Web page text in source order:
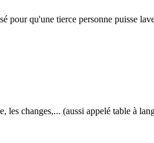
pour qu'une tierce personne puisse
les changes,... (aussi appelé table à